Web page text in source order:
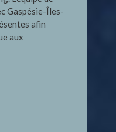
Gaspésie-Îles-
afin
aux